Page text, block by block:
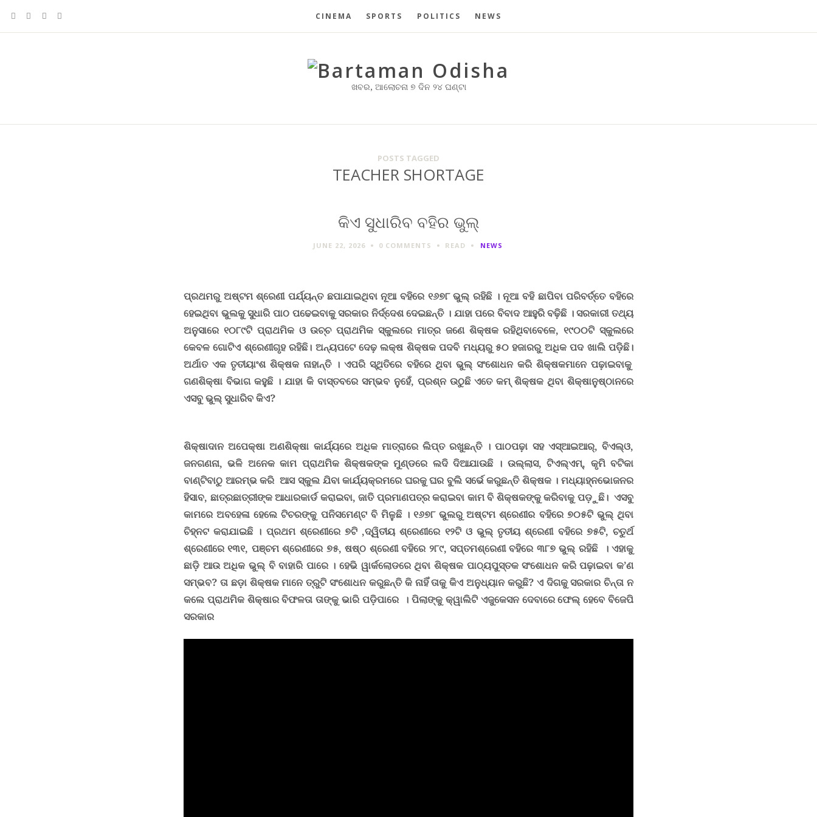
CINEMA SPORTS POLITICS NEWS
ଖବର, ଆଲୋଚନା ୭ ଦିନ ୨୪ ଘଣ୍ଟା
POSTS TAGGED
TEACHER SHORTAGE
କିଏ ସୁଧାରିବ ବହିର ଭୁଲ୍
JUNE 22, 2026 0 COMMENTS READ NEWS
ପ୍ରଥମରୁ ଅଷ୍ଟମ ଶ୍ରେଣୀ ପର୍ଯ୍ୟନ୍ତ ଛପାଯାଇଥିବା ନୂଆ ବହିରେ ୧୬୭୮ ଭୁଲ୍ ରହିଛି । ନୂଆ ବହି ଛାପିବା ପରିବର୍ତ୍ତେ ବହିରେ
ହେଇଥିବା ଭୁଲକୁ ସୁଧାରି ପାଠ ପଢେଇବାକୁ ସରକାର ନିର୍ଦ୍ଦେଶ ଦେଇଛନ୍ତି । ଯାହା ପରେ ବିବାଦ ଆହୁରି ବଢ଼ିଛି ।ସରକାରୀ ତଥ୍ୟ
ଅନୁସାରେ ୧୦୮୯ଟି ପ୍ରାଥମିକ ଓ ଉଚ୍ଚ ପ୍ରାଥମିକ ସ୍କୁଲରେ ମାତ୍ର ଜଣେ ଶିକ୍ଷକ ରହିଥିବାବେଳେ,୧୯୦୦ଟି ସ୍କୁଲରେ
କେବଳ ଗୋଟିଏ ଶ୍ରେଣୀଗୃହ ରହିଛି। ଅନ୍ୟପଟେ ଦେଢ଼ ଲକ୍ଷ ଶିକ୍ଷକ ପଦବି ମଧ୍ୟରୁ ୫୦ ହଜାରରୁ ଅଧିକ ପଦ ଖାଲି ପଡ଼ିଛି।
ଅର୍ଥାତ ଏକ ତୃତୀୟାଂଶ ଶିକ୍ଷକ ନାହାନ୍ତି । ଏପରି ସ୍ଥିତିରେ ବହିରେ ଥିବା ଭୁଲ୍ ସଂଶୋଧନ କରି ଶିକ୍ଷକମାନେ ପଢ଼ାଇବାକୁ
ଗଣଶିକ୍ଷା ବିଭାଗ କହୁଛି । ଯାହା କି ବାସ୍ତବରେ ସମ୍ଭବ ନୁହେଁ, ପ୍ରଶ୍ନ ଉଠୁଛି ଏତେ କମ୍ ଶିକ୍ଷକ ଥିବା ଶିକ୍ଷାନୁଷ୍ଠାନରେ
ଏସବୁ ଭୁଲ୍ ସୁଧାରିବ କିଏ?
ଶିକ୍ଷାଦାନ ଅପେକ୍ଷା ଅଣଶିକ୍ଷା କାର୍ଯ୍ୟରେ ଅଧିକ ମାତ୍ରାରେ ଲିପ୍ତ ରଖୁଛନ୍ତି । ପାଠପଢ଼ା ସହ ଏସ୍ଆଇଆର୍,ବିଏଲ୍ଓ,
ଜନଗଣନା,ଭଳି ଅନେକ କାମ ପ୍ରାଥମିକ ଶିକ୍ଷକଙ୍କ ମୁଣ୍ଡରେ ଲଦି ଦିଆଯାଉଛି । ଉଲ୍ଲାସ,ଟିଏଲ୍ଏମ୍, କୃମି ବଟିକା
ବାଣ୍ଟିବାଠୁ ଆରମ୍ଭ କରି ଆସ ସ୍କୁଲ ଯିବା କାର୍ଯ୍ୟକ୍ରମରେ ଘରକୁ ଘର ବୁଲି ସର୍ଭେ କରୁଛନ୍ତି ଶିକ୍ଷକ । ମଧ୍ୟାହ୍ନଭୋଜନର
ହିସାବ, ଛାତ୍ରଛାତ୍ରୀଙ୍କ ଆଧାରକାର୍ଡ କରାଇବା,ଜାତି ପ୍ରମାଣପତ୍ର କରାଇବା କାମ ବି ଶିକ୍ଷକଙ୍କୁ କରିବାକୁ ପଡ଼ୁଛି। ଏସବୁ
କାମରେ ଅବହେଳା ହେଲେ ଟିଚରଙ୍କୁ ପନିସମେଣ୍ଟ ବି ମିଳୁଛି ।୧୬୭୮ ଭୁଲରୁ ଅଷ୍ଟମ ଶ୍ରେଣୀର ବହିରେ ୭୦୫ଟି ଭୁଲ୍ ଥିବା
ଚିହ୍ନଟ କରାଯାଇଛି । ପ୍ରଥମ ଶ୍ରେଣୀରେ ୭ଟି ,ଦ୍ୱିତୀୟ ଶ୍ରେଣୀରେ ୧୨ଟି ଓ ଭୁଲ୍ ତୃତୀୟ ଶ୍ରେଣୀ ବହିରେ ୭୫ଟି,ଚତୁର୍ଥ
ଶ୍ରେଣୀରେ ୧୩୧, ପଞ୍ଚମ ଶ୍ରେଣୀରେ ୭୫, ଷଷ୍ଠ ଶ୍ରେଣୀ ବହିରେ ୨୮୯, ସପ୍ତମଶ୍ରେଣୀ ବହିରେ ୩୮୭ଭୁଲ୍ ରହିଛି
। ଏହାକୁ
ଛାଡ଼ି ଆଉ ଅଧିକ ଭୁଲ୍ ବି ବାହାରି ପାରେ । ହେଭି ୱାର୍କଲୋଡରେ ଥିବା ଶିକ୍ଷକ ପାଠ୍ୟପୁସ୍ତକ ସଂଶୋଧନ କରି ପଢ଼ାଇବା କ’ଣ
ସମ୍ଭବ? ତା ଛଡ଼ା ଶିକ୍ଷକ ମାନେ ତ୍ରୁଟି ସଂଶୋଧନ କରୁଛନ୍ତି କି ନାହିଁ ତାକୁ କିଏ ଅନୁଧ୍ୟାନ କରୁଛି? ଏ ଦିଗକୁ ସରକାର ଚିନ୍ତା ନ
କଲେ ପ୍ରାଥମିକ ଶିକ୍ଷାର ବିଫଳତା ତାଙ୍କୁ ଭାରି ପଡ଼ିପାରେ । ପିଲାଙ୍କୁ କ୍ୱାଲିଟି ଏଜୁକେସନ ଦେବାରେ ଫେଲ୍ ହେବେ ବିଜେପି
ସରକାର